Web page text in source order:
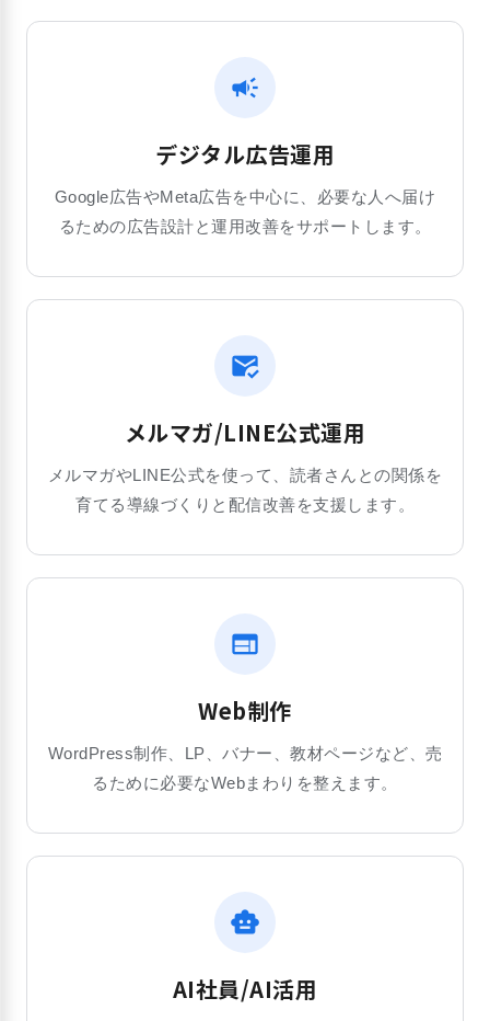
campaign
デジタル広告運用
Google広告やMeta広告を中心に、必要な人へ届け
るための広告設計と運用改善をサポートします。
mark_email_read
メルマガ/LINE公式運用
メルマガやLINE公式を使って、読者さんとの関係を
育てる導線づくりと配信改善を支援します。
web
Web制作
WordPress制作、LP、バナー、教材ページなど、売
るために必要なWebまわりを整えます。
smart_toy
AI社員/AI活用